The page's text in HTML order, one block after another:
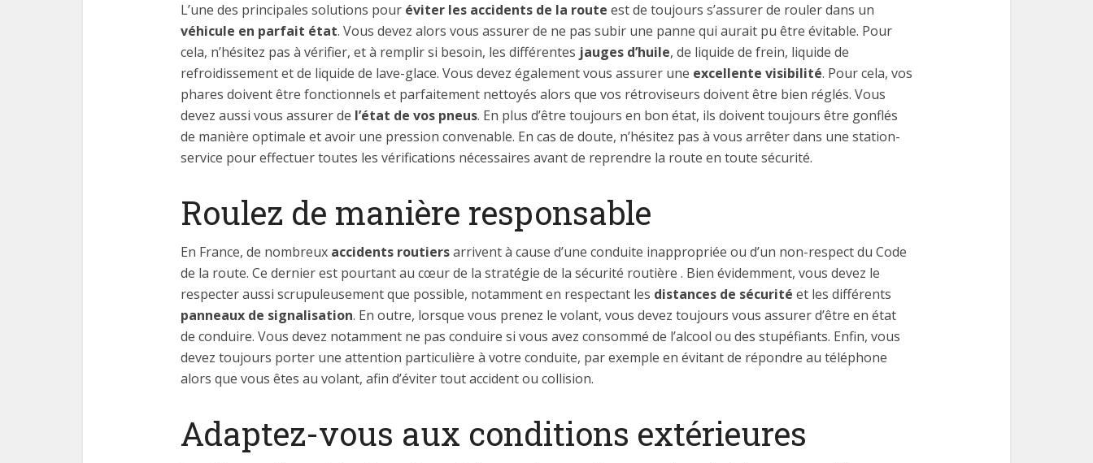
L’une des principales solutions pour éviter les accidents de la route est de toujours s’assurer de rouler dans un
véhicule en parfait état. Vous devez alors vous assurer de ne pas subir une panne qui aurait pu être évitable. Pour
cela, n’hésitez pas à vérifier, et à remplir si besoin, les différentes jauges d’huile, de liquide de frein, liquide de
refroidissement et de liquide de lave-glace. Vous devez également vous assurer une excellente visibilité. Pour cela, vos
phares doivent être fonctionnels et parfaitement nettoyés alors que vos rétroviseurs doivent être bien réglés. Vous
devez aussi vous assurer de l’état de vos pneus. En plus d’être toujours en bon état, ils doivent toujours être gonflés
de manière optimale et avoir une pression convenable. En cas de doute, n’hésitez pas à vous arrêter dans une station-
service pour effectuer toutes les vérifications nécessaires avant de reprendre la route en toute sécurité.
Roulez de manière responsable
En France, de nombreux accidents routiersarrivent à cause d’une conduite inappropriée ou d’un non-respect du Code
de la route. Ce dernier est pourtant au cœur de la stratégie de la sécurité routière . Bien évidemment, vous devez le
respecter aussi scrupuleusement que possible, notamment en respectant les distances de sécurité et les différents
panneaux de signalisation. En outre, lorsque vous prenez le volant, vous devez toujours vous assurer d’être en état
de conduire. Vous devez notamment ne pas conduire si vous avez consommé de l’alcool ou des stupéfiants. Enfin, vous
devez toujours porter une attention particulière à votre conduite, par exemple en évitant de répondre au téléphone
alors que vous êtes au volant, afin d’éviter tout accident ou collision.
Adaptez-vous aux conditions extérieures